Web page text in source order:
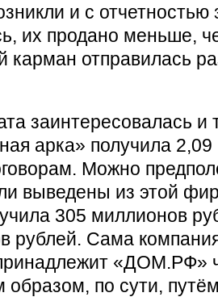
и с отчетностью
их продано меньше,
карман отправилась
заинтересовалась
арка» получила
Можно
выведены из этой
305 миллионов
рублей. Сама
«ДОМ.РФ»
образом, по сути,